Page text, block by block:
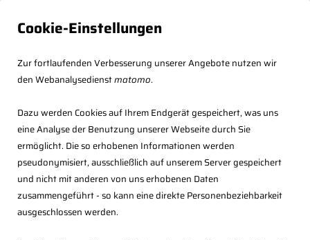
Cookie-Einstellungen
Zur fortlaufenden Verbesserung unserer Angebote nutzen wir
den Webanalysedienstmatomo.
Dazu werden Cookies auf Ihrem Endgerät gespeichert, was uns
eine Analyse der Benutzung unserer Webseite durch Sie
ermöglicht. Die so erhobenen Informationen werden
pseudonymisiert, ausschließlich auf unserem Server gespeichert
und nicht mit anderen von uns erhobenen Daten
zusammengeführt - so kann eine direkte Personenbeziehbarkeit
ausgeschlossen werden.
<< Zurück